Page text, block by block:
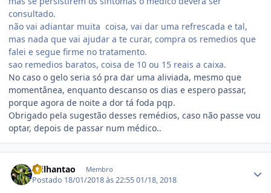
consultado.
não vai adiantar muita coisa, vai dar uma refrescada e tal,
mas nada que vai ajudar a te curar, compra os remedios que
falei e segue firme no tratamento.
sao remedios baratos, coisa de 10 ou 15 reais a caixa.
No caso o gelo seria só pra dar uma aliviada, mesmo que
momentânea, enquanto descanso os dias e espero passar,
porque agora de noite a dor tá foda pqp.
Obrigado pela sugestão desses remédios, caso não passe vou
optar, depois de passar num médico..
Brilhantao Membro
Postado 18/01/2018 às 22:5501/18, 2018